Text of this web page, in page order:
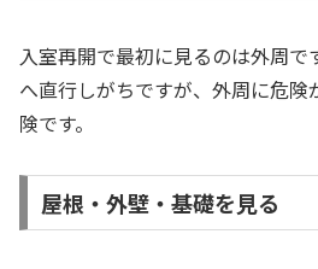
入室再開で最初に見るのは外周で
へ直行しがちですが、外周に危
険です。
屋根・外壁・基礎を見る